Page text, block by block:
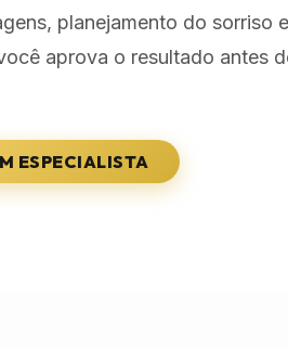
planejamento do sorriso
aprova o resultado antes
ESPECIALISTA